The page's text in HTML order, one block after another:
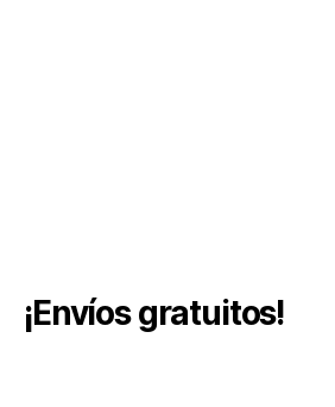
¡Envíos gratuitos!